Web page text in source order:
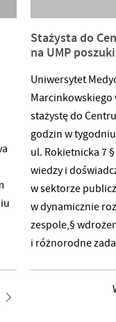
Stażysta do
na UMP
Uniwersytet
stażystę do
godzin w
ul. Rokietnicka 7
wiedzy i
w sektorze
w dynamicznie
zespole,§
i różnorodne
zasobów i